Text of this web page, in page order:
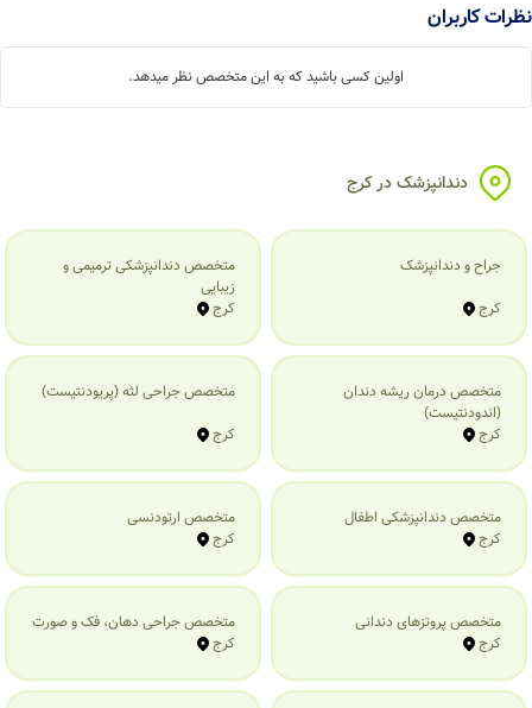
نظرات کاربران
اولین کسی باشید که به این متخصص نظر میدهد.
دندانپزشک در کرج
جراح و دندانپزشک
کرج
متخصص دندانپزشکی ترمیمی و
زیبایی
کرج
متخصص درمان ریشه دندان
(اندودنتیست)
کرج
متخصص جراحی لثه (پریودنتیست)
کرج
متخصص دندانپزشکی اطفال
کرج
متخصص ارتودنسی
کرج
متخصص پروتزهای دندانی
کرج
متخصص جراحی دهان، فک و صورت
کرج